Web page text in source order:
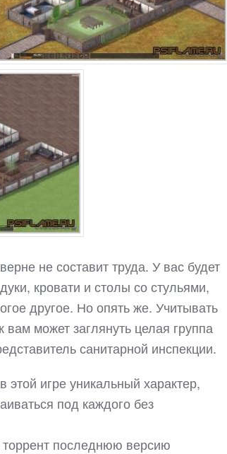
не составит труда. У вас будет
кровати и столы со стульями,
другое. Но опять же. Учитывать
может заглянуть целая группа
санитарной инспекции.
этой игре уникальный характер,
под каждого без
торрент последнюю версию